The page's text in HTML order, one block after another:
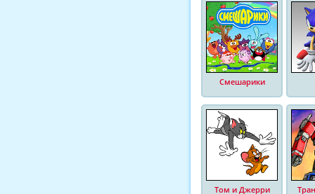
Смешарики
Том и Джерри